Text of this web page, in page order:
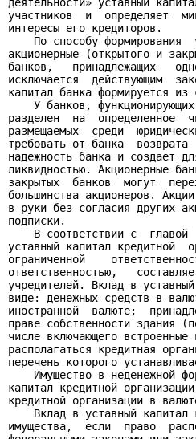
участников  и  определяет
интересы его кредиторов.
По способу формирования
акционерные (открытого и
банков,   принадлежащих
исключается  действующим
капитал банка формируется
У банков,
разделен  на  определенное
размещаемых  среди
требовать от банка
надежность банка и создает
ликвидностью. Акционерные
закрытых  банков  могут
большинства акционеров.
в руки без согласия других
подписки.
В соответствии с  главой
уставный капитал кредитной
ограниченной
ответственностью,
учредителей. Вклад в
виде: денежных средств в
иностранной  валюте;
праве собственности здания
числе включающего
располагаться кредитная
перечень которого
Имущество в неденежной
капитал кредитной
кредитной организации в
Вклад в уставный капитал
имущества,  если  право